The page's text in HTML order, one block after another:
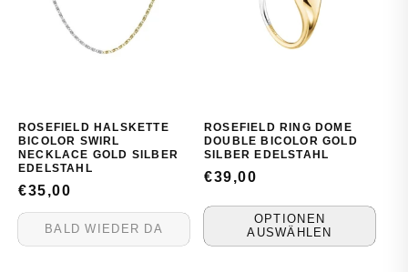
ROSEFIELD HALSKETTE
BICOLOR SWIRL
NECKLACE GOLD SILBER
EDELSTAHL
NORMALER
PREIS
€35,00
BALD WIEDER DA
ROSEFIELD RING DOME
DOUBLE BICOLOR GOLD
SILBER EDELSTAHL
NORMALER
€39,00
OPTIONEN
AUSWÄHLEN